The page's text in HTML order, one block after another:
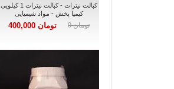
کبالت نیترات - کبالت نیترات 1 کیلویی
کیمیا پخش - مواد شیمیایی
تومان 0 تومان 400,000